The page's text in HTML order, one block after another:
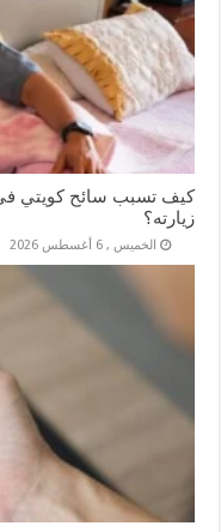
كيف تسبب سائح كويتي في
زيارته؟
الخميس , 6 أغسطس 2026